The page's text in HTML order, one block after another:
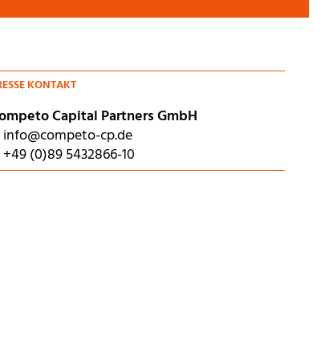
KONTAKT
Capital Partners GmbH
info@competo-cp.de
+49 (0)89 5432866-10